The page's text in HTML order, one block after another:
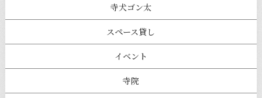
寺犬ゴン太
スペース貸し
イベント
寺院